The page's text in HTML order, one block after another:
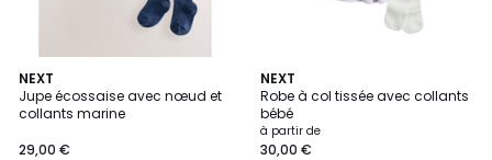
NEXT
Jupe écossaise avec nœud et
collants marine
29,00 €
NEXT
Robe à col tissée avec collants
bébé
à partir de
30,00 €